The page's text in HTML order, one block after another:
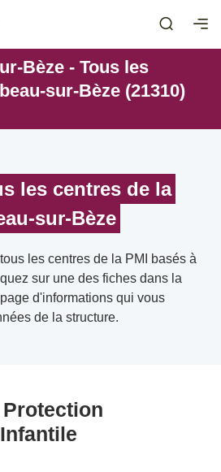
Bèze - Tous les
sur-Bèze (21310)
les centres de la
sur-Bèze
les centres de la PMI basés à
sur une des fiches dans la
d'informations qui vous
de la structure.